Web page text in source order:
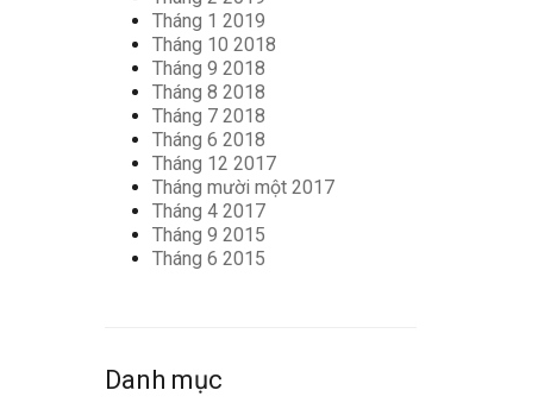
Tháng 1 2019
Tháng 10 2018
Tháng 9 2018
Tháng 8 2018
Tháng 7 2018
Tháng 6 2018
Tháng 12 2017
Tháng mười một 2017
Tháng 4 2017
Tháng 9 2015
Tháng 6 2015
Danh mục